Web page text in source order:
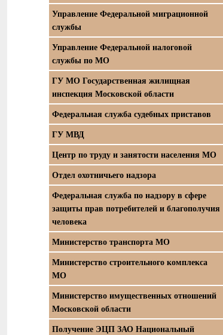
Управление Федеральной миграционной
службы
Управление Федеральной налоговой
службы по МО
ГУ МО Государственная жилищная
инспекция Московской области
Федеральная служба судебных приставов
ГУ МВД
Центр по труду и занятости населения МО
Отдел охотничьего надзора
Федеральная служба по надзору в сфере
защиты прав потребителей и благополучия
человека
Министерство транспорта МО
Министерство строительного комплекса
МО
Министерство имущественных отношений
Московской области
Получение ЭЦП ЗАО Национальный